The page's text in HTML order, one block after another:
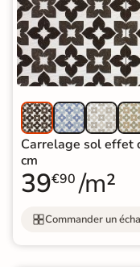
Carrelage sol effet
cm
39€90 /m²
Commander un